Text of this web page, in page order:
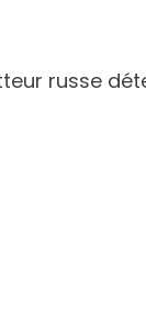
russe